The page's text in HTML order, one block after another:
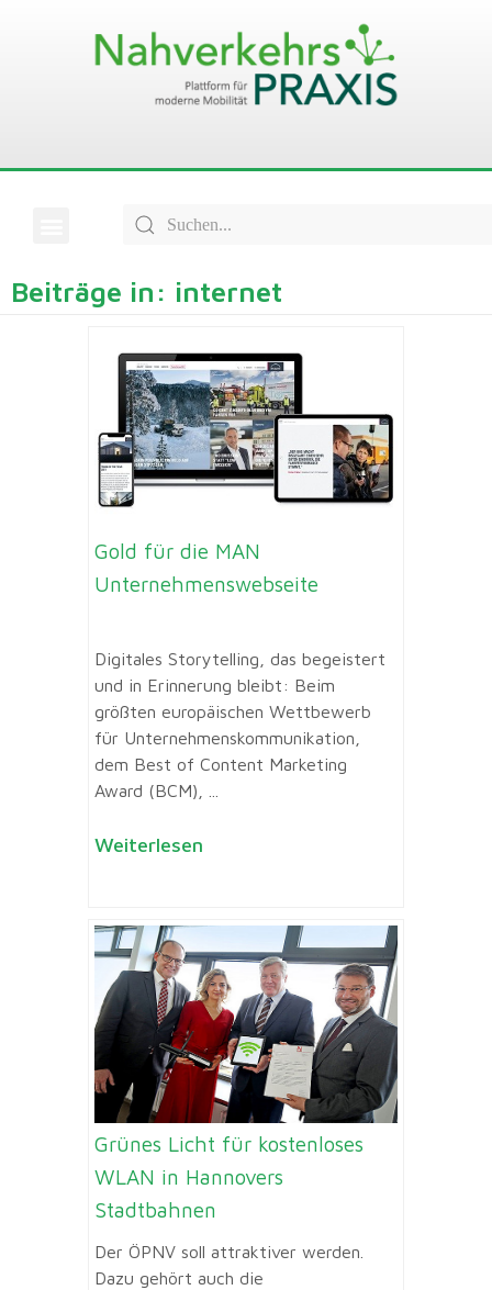
Beiträge in: internet
Gold für die MAN
Unternehmenswebseite
Digitales Storytelling, das begeistert
und in Erinnerung bleibt: Beim
größten europäischen Wettbewerb
für Unternehmenskommunikation,
dem Best of Content Marketing
Award (BCM), ...
Weiterlesen
Grünes Licht für kostenloses
WLAN in Hannovers
Stadtbahnen
Der ÖPNV soll attraktiver werden.
Dazu gehört auch die